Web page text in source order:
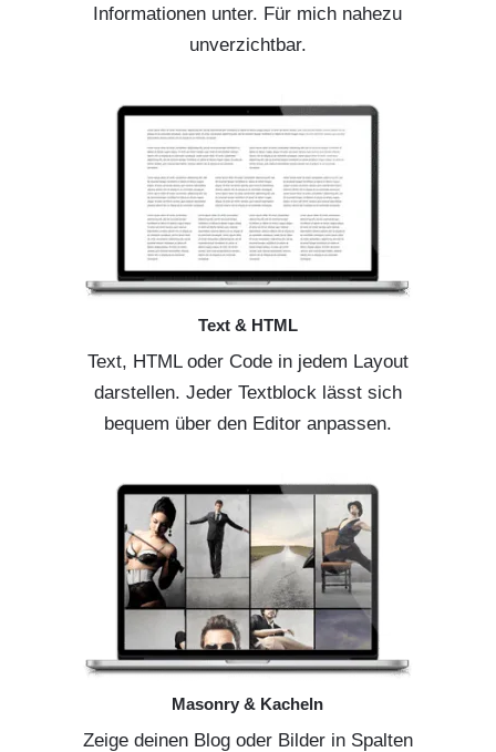
Informationen unter. Für mich nahezu
unverzichtbar.
Text & HTML
Text, HTML oder Code in jedem Layout
darstellen. Jeder Textblock lässt sich
bequem über den Editor anpassen.
Masonry & Kacheln
Zeige deinen Blog oder Bilder in Spalten